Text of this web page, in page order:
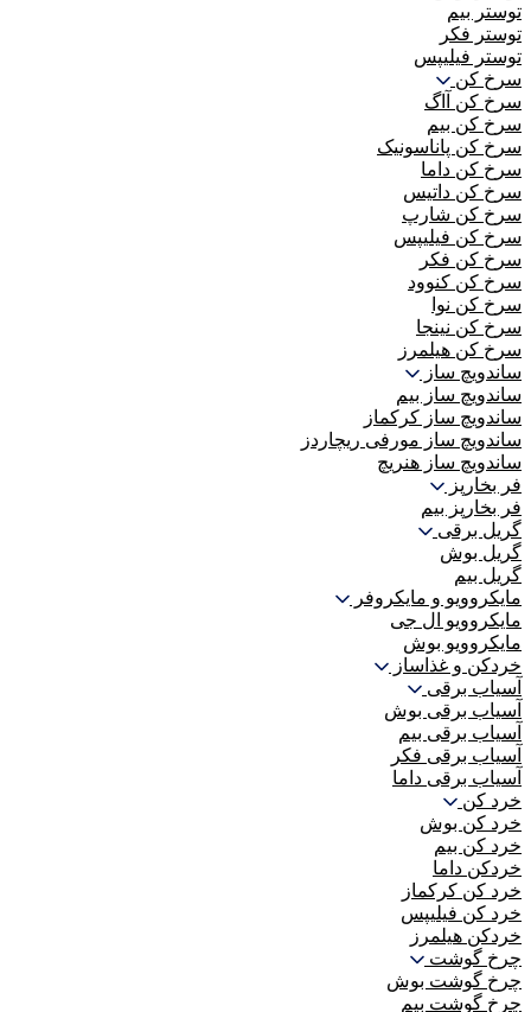
توستر بیم
توستر فکر
توستر فیلیپس
سرخ کن
سرخ کن آاگ
سرخ کن بیم
سرخ کن پاناسونیک
سرخ کن داما
سرخ کن داتیس
سرخ کن شارپ
سرخ کن فیلیپس
سرخ کن فکر
سرخ کن کنوود
سرخ کن نوا
سرخ کن نینجا
سرخ کن هیلمرز
ساندویچ ساز
ساندویچ ساز بیم
ساندویچ ساز کرکماز
ساندویچ ساز مورفی ریچاردز
ساندویچ ساز هنریچ
فر بخارپز
فر بخارپز بیم
گریل برقی
گریل بوش
گریل بیم
مایکروویو و مایکروفر
مایکروویو ال جی
مایکروویو بوش
خردکن و غذاساز
آسیاب برقی
آسیاب برقی بوش
آسیاب برقی بیم
آسیاب برقی فکر
آسیاب برقی داما
خرد کن
خرد کن بوش
خرد کن بیم
خردکن داما
خرد کن کرکماز
خرد کن فیلیپس
خردکن هیلمرز
چرخ گوشت
چرخ گوشت بوش
چرخ گوشت بیم